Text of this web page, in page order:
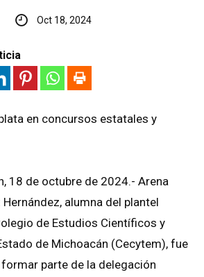
Oct 18, 2024
en concursos estatales y
18 de octubre de 2024.- Arena
alumna del plantel
de Estudios Científicos y
de Michoacán (Cecytem), fue
parte de la delegación